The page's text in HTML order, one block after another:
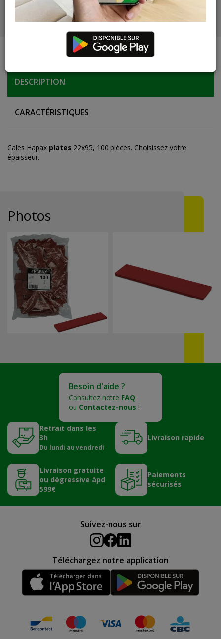
DESCRIPTIONPHOTOS
DESCRIPTION
CARACTÉRISTIQUES
Cales Hapax plates 22x95, 100 pièces. Choisissez votre
épaisseur.
Photos
Besoin d'aide ?
Consultez notre FAQ
ou Contactez-nous !
Retrait dans les
3h
Du lundi au vendredi
Livraison rapide
Livraison gratuite
ou dégressive àpd
599€
Paiements
sécurisés
Suivez-nous sur
Téléchargez notre application